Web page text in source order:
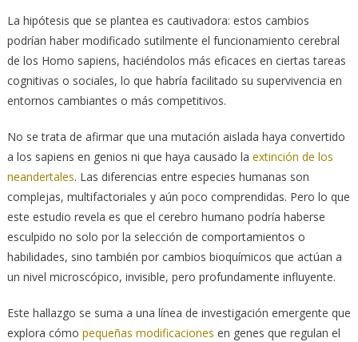
La hipótesis que se plantea es cautivadora: estos cambios
podrían haber modificado sutilmente el funcionamiento cerebral
de los Homo sapiens, haciéndolos más eficaces en ciertas tareas
cognitivas o sociales, lo que habría facilitado su supervivencia en
entornos cambiantes o más competitivos.
No se trata de afirmar que una mutación aislada haya convertido
a los sapiens en genios ni que haya causado la extinción de los
neandertales. Las diferencias entre especies humanas son
complejas, multifactoriales y aún poco comprendidas. Pero lo que
este estudio revela es que el cerebro humano podría haberse
esculpido no solo por la selección de comportamientos o
habilidades, sino también por cambios bioquímicos que actúan a
un nivel microscópico, invisible, pero profundamente influyente.
Este hallazgo se suma a una línea de investigación emergente que
explora cómo pequeñas modificaciones en genes que regulan el